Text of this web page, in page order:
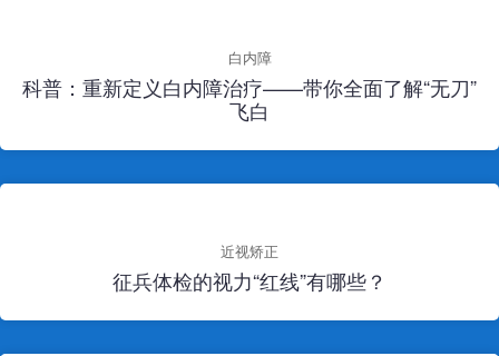
白内障
科普：重新定义白内障治疗——带你全面了解“无刀”
飞白
近视矫正
征兵体检的视力“红线”有哪些？